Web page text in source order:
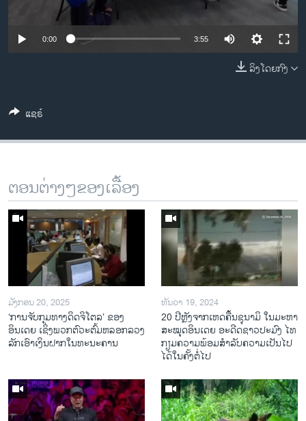
ວິທະຍາສາດ-ເທັກໂນໂລຈີ
ທຸລະກິດ
ສຽງ
ຕິດຕາມພວກເຮົາ ທີ່
ພາສາຕ່າງໆ
0:00 3:55
ລິງໂດຍກົງ
ແຊຣ໌
ຕອນຕ່າງໆຂອງເລື້ອງ
ມັງກອນ 20, 2025
‘ການຈັບກຸມທາງດິດຈິໂຕລ’ ຂອງ
ອິນເດຍ ເຊິ່ງພວກຕົວະຕົ້ມຫລອກລວງ
ລັກເອົາເງິນຝາກໃນທະນະຄານ
ທັນວາ 19, 2024
20 ປີຫຼັງ​ຈາກ​ເຫດ​ຄື້ນ​ຊຸ​ນາ​ມິ ໃນ​ມະ​ຫາ​
ສະ​ໝຸດ​ອິນ​ເດຍ ອະ​ດີດ​ຊາວ​ປະ​ມົງ ໄທ
ກຽມ​ຄວາມ​ພ້ອມ​ສຳ​ລັບ​ຄວາມ​ເປັນ​ໄປ​
ໄດ້​ໃນ​ຄັ້ງ​ຕໍ່​ໄປ